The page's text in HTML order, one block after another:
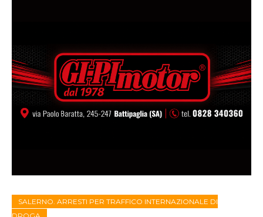
SALERNO. ARRESTI PER TRAFFICO INTERNAZIONALE DI